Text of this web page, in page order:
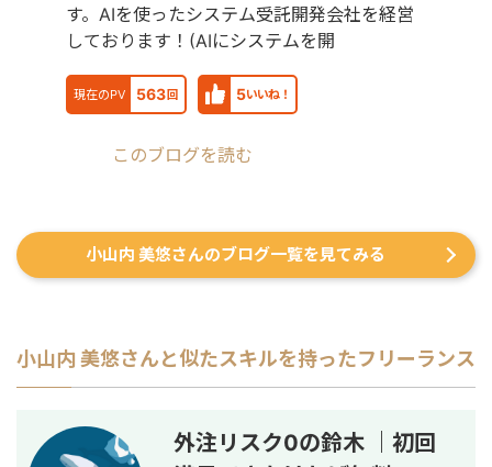
現在のPV 563回 5いいね！
す。AIを使ったシステム受託開発会社を経営
しております！(AIにシステムを開
このブログを読む
小山内 美悠さんのブログ一覧を見てみる
小山内 美悠さんと似たスキルを持ったフリーランス
外注リスク0の鈴木 ｜初回